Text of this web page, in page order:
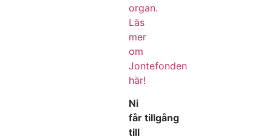
organ.
Läs
mer
om
Jontefonden
här!
Ni
får tillgång
till